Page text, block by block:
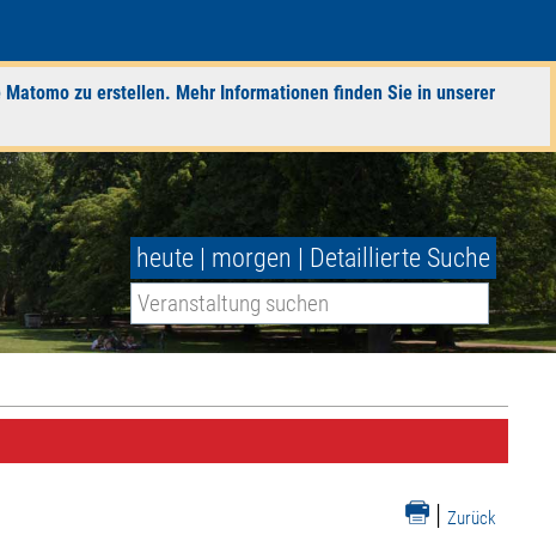
zu erstellen. Mehr Informationen finden Sie in unserer
heute | morgen | Detaillierte Suche
| Zurück